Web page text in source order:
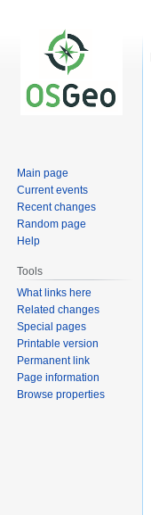
Main page
Current events
Recent changes
Random page
Help
Tools
What links here
Related changes
Special pages
Printable version
Permanent link
Page information
Browse properties